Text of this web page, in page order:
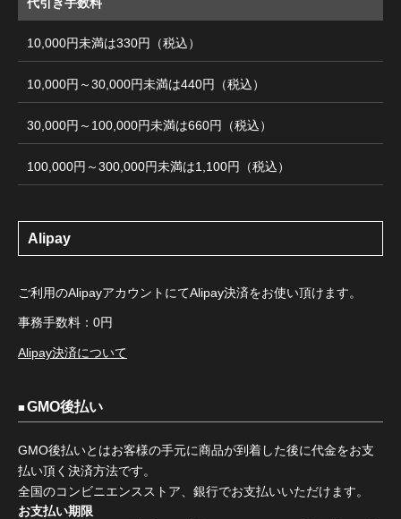
10,000円未満は330円（税込）
10,000円～30,000円未満は440円（税込）
30,000円～100,000円未満は660円（税込）
100,000円～300,000円未満は1,100円（税込）
Alipay
ご利用のAlipayアカウントにてAlipay決済をお使い頂けます。
事務手数料：0円
Alipay決済について
GMO後払い
GMO後払いとはお客様の手元に商品が到着した後に代金をお支
払い頂く決済方法です。
全国のコンビニエンスストア、銀行でお支払いいただけます。
お支払い期限